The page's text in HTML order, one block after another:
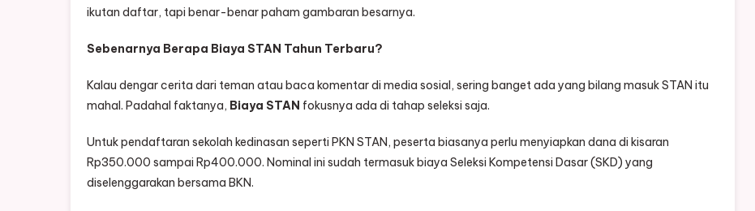
ikutan daftar, tapi benar-benar paham gambaran besarnya.
Sebenarnya Berapa Biaya STAN Tahun Terbaru?
Kalau dengar cerita dari teman atau baca komentar di media sosial, sering banget ada yang bilang masuk STAN itu
mahal. Padahal faktanya, Biaya STAN fokusnya ada di tahap seleksi saja.
Untuk pendaftaran sekolah kedinasan seperti PKN STAN, peserta biasanya perlu menyiapkan dana di kisaran
Rp350.000 sampai Rp400.000. Nominal ini sudah termasuk biaya Seleksi Kompetensi Dasar (SKD) yang
diselenggarakan bersama BKN.